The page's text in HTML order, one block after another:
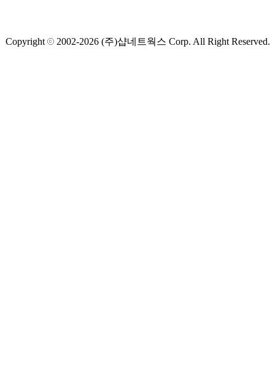
Copyright 2002-2026 (주)샵네트웍스 Corp. All Right Reserved.